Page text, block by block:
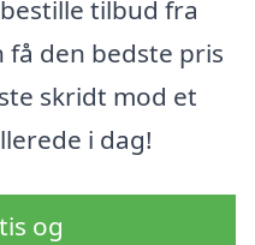
tilbud fra
den bedste pris
skridt mod et
i dag!
og